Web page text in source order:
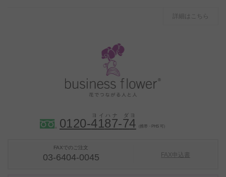
詳細はこちら
0120-4187-74 （携帯・PHS 可）
FAXでのご注文
03-6404-0045 FAX申込書